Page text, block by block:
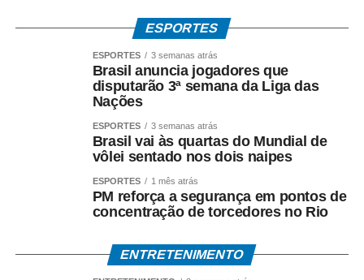
Até o momento, a investigação segue em andamento e
não há condenação de qualquer investigado.
*O que diz Mauro Mendes*
*Mauro Mendes nega todas as acusações.*
Em manifestações públicas, o ex-governador afirma que
o acordo foi celebrado dentro da legalidade, com
respaldo técnico e jurídico, e sustenta que a investigação
esclarecerá a regularidade dos atos praticados durante
sua gestão. Mendes também atribui as acusações ao
ambiente de disputa política.
*Investigação continua*
ESPORTES
ESPORTES 3 semanas atrás
Brasil anuncia jogadores que
disputarão 3ª semana da Liga das
Nações
ESPORTES 3 semanas atrás
Brasil vai às quartas do Mundial de
vôlei sentado nos dois naipes
ESPORTES 1 mês atrás
PM reforça a segurança em pontos de
concentração de torcedores no Rio
ENTRETENIMENTO